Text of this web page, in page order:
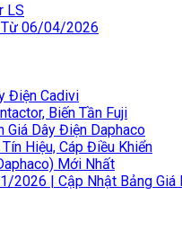
LS
Từ 06/04/2026
Điện Cadivi
Biến Tần Fuji
Giá Dây Điện Daphaco
Hiệu, Cáp Điều Khiển
Mới Nhất
2026 | Cập Nhật Bảng